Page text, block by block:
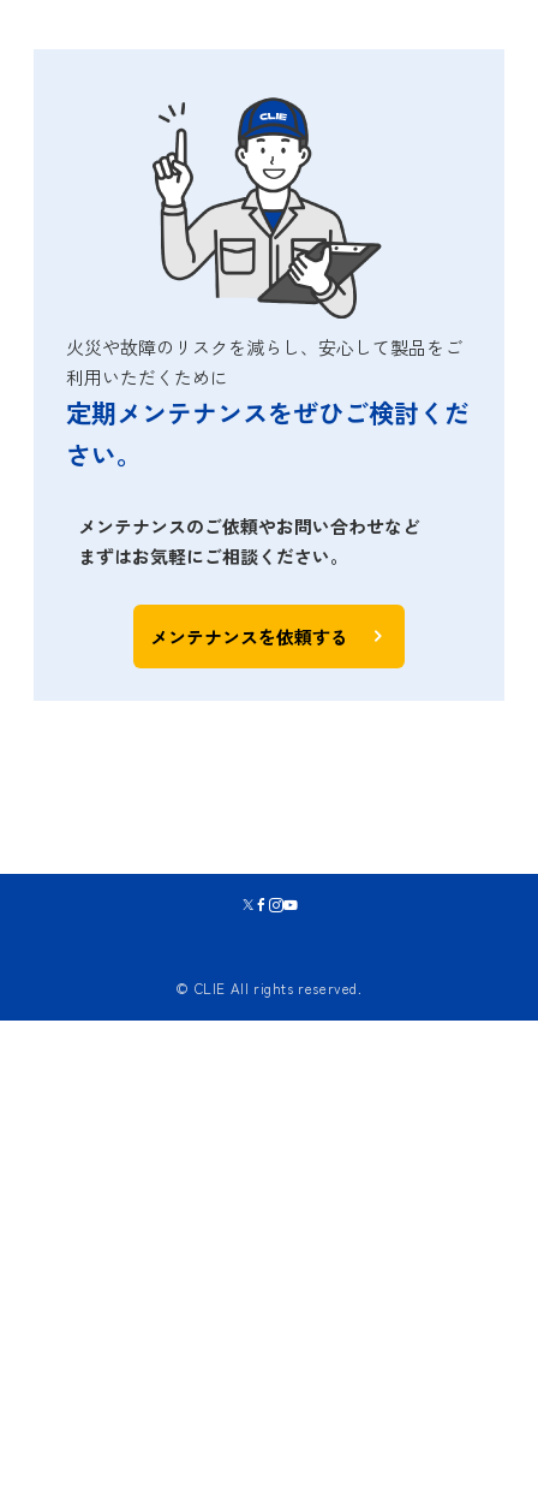
火災や故障のリスクを減らし、安心して製品をご
利用いただくために
定期メンテナンスをぜひご検討くだ
さい。
メンテナンスのご依頼やお問い合わせなど
まずはお気軽にご相談ください。
メンテナンスを依頼する
© CLIE All rights reserved.